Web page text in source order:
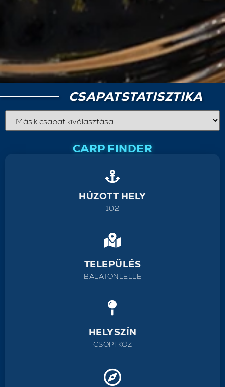
CSAPATSTATISZTIKA
CARP FINDER
HÚZOTT HELY
102
TELEPÜLÉS
BALATONLELLE
HELYSZÍN
CSÖPI KÖZ